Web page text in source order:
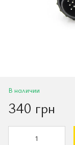
В наличии
340 грн